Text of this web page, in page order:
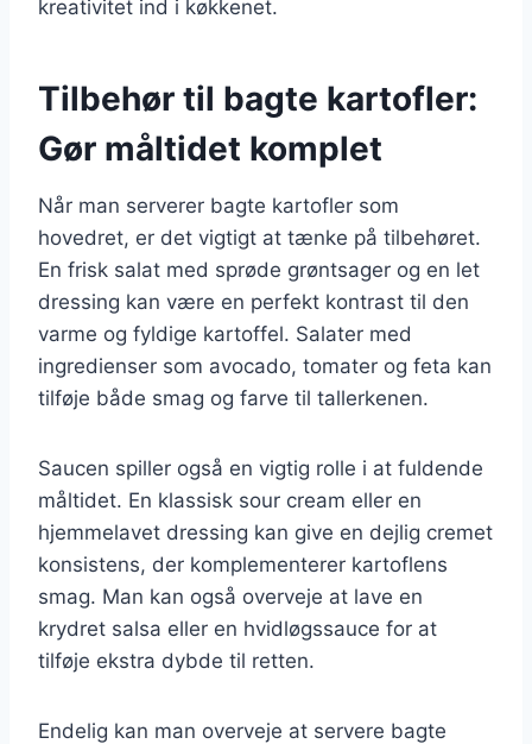
kreativitet ind i køkkenet.
Tilbehør til bagte kartofler:
Gør måltidet komplet
Når man serverer bagte kartofler som
hovedret, er det vigtigt at tænke på tilbehøret.
En frisk salat med sprøde grøntsager og en let
dressing kan være en perfekt kontrast til den
varme og fyldige kartoffel. Salater med
ingredienser som avocado, tomater og feta kan
tilføje både smag og farve til tallerkenen.
Saucen spiller også en vigtig rolle i at fuldende
måltidet. En klassisk sour cream eller en
hjemmelavet dressing kan give en dejlig cremet
konsistens, der komplementerer kartoflens
smag. Man kan også overveje at lave en
krydret salsa eller en hvidløgssauce for at
tilføje ekstra dybde til retten.
Endelig kan man overveje at servere bagte